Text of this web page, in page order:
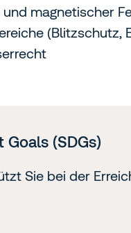
magnetischer
(Blitzschutz,
(SDGs)
Sie bei der